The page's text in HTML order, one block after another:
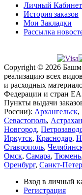
Личный Кабинет
История заказов
Мои Закладки
Рассылка
Copyright © 2026
реализацию всех
и расходных
Федерации и стран
Пункты выдачи
России): Архангельск,
Севастополь,
Новгород,
Иркутск, Краснодар,
Ставрополь,
Омск, Самара, Тюмень,
Оренбург, Санкт-
Вход в личный
Регистрация